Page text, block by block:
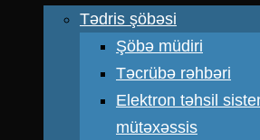
Tədris şöbəsi
Şöbə müdiri
Təcrübə rəhbəri
Elektron təhsil
mütəxəssis